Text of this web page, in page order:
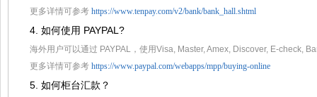
更多详情可参考 https://www.tenpay.com/v2/bank/bank_hall.shtml
4. 如何使用 PAYPAL?
海外用户可以通过 PAYPAL，使用Visa, Master, Amex, Discover, E-check,
更多详情可参考 https://www.paypal.com/webapps/mpp/buying-online
5. 如何柜台汇款？